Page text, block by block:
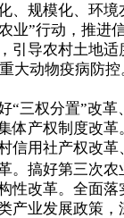
、规模化、环
业”行动，推进
引导农村土地
大动物疫病防
“三权分置”改
体产权制度改
信用社产权改
。搞好第三次农
性改革。全面
产业发展政策